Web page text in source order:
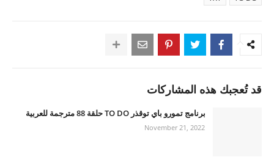
قد تُعجبك هذه المشاركات
برنامج تمورو باي توقذر TO DO حلقة 88 مترجمة للعربية
November 21, 2022